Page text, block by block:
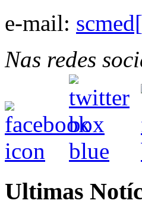
e-mail:
Nas redes
Ultimas